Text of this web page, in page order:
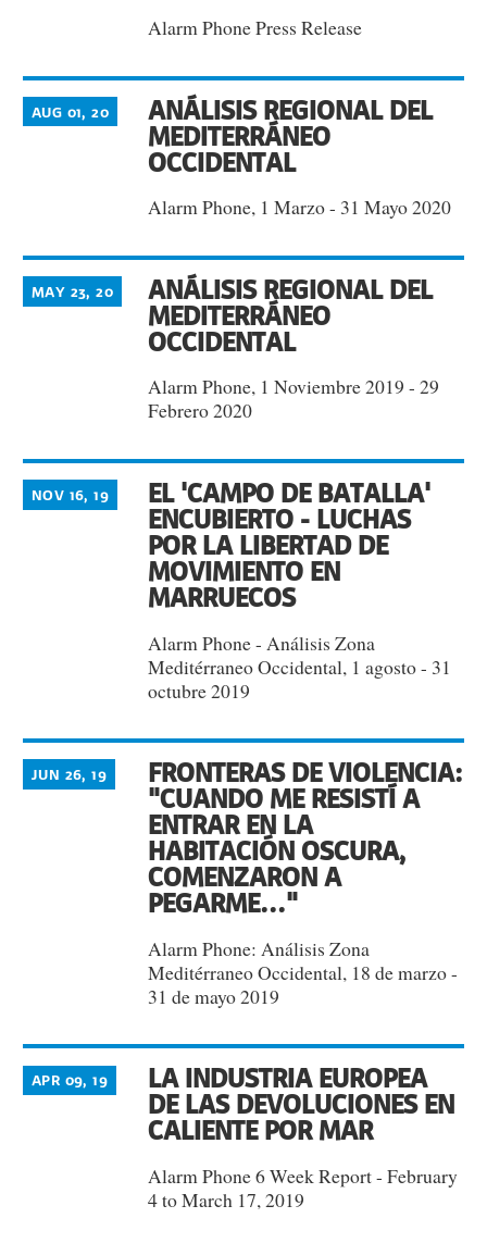
Alarm Phone Press Release
ANÁLISIS REGIONAL DEL
MEDITERRÁNEO
OCCIDENTAL
AUG 01, 20
Alarm Phone, 1 Marzo - 31 Mayo 2020
ANÁLISIS REGIONAL DEL
MEDITERRÁNEO
OCCIDENTAL
MAY 23, 20
Alarm Phone, 1 Noviembre 2019 - 29
Febrero 2020
EL 'CAMPO DE BATALLA'
ENCUBIERTO - LUCHAS
POR LA LIBERTAD DE
MOVIMIENTO EN
MARRUECOS
NOV 16, 19
Alarm Phone - Análisis Zona
Meditérraneo Occidental, 1 agosto - 31
octubre 2019
FRONTERAS DE VIOLENCIA:
"CUANDO ME RESISTÍ A
ENTRAR EN LA
HABITACIÓN OSCURA,
COMENZARON A
PEGARME..."
JUN 26, 19
Alarm Phone: Análisis Zona
Meditérraneo Occidental, 18 de marzo -
31 de mayo 2019
LA INDUSTRIA EUROPEA
DE LAS DEVOLUCIONES EN
CALIENTE POR MAR
APR 09, 19
Alarm Phone 6 Week Report - February
4 to March 17, 2019